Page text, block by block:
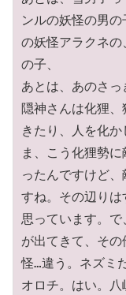
ンルの妖怪の男
の妖怪アラクネ
の子、
あとは、あのさっ
隠神さんは化狸
きたり、人を化か
ま、こう化狸勢
ったんですけど
すね。その辺りは
思っています。
が出てきて、そ
怪…違う。ネズミ
オロチ。はい。